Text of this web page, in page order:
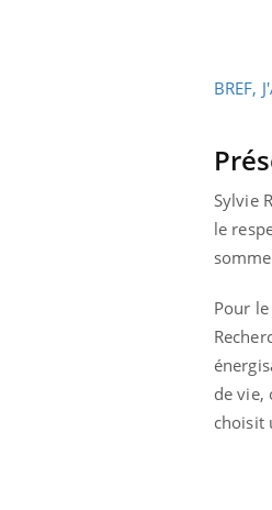
BREF,
Sylvie
le
Pour
de vie,
choisit